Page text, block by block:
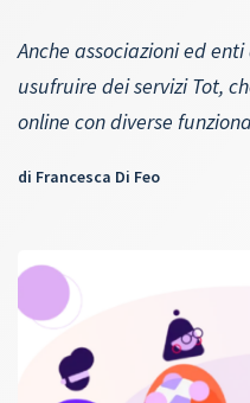
Anche associazioni ed
usufruire dei servizi Tot,
online con diverse
di Francesca Di Feo